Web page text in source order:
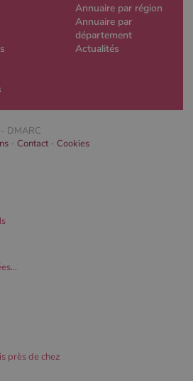
Annuaire par région
Annuaire par
département
Actualités
DMARC
- Contact- Cookies
près de chez